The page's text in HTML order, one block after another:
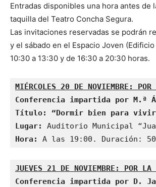
Entradas disponibles una hora antes de
taquilla del Teatro Concha Segura.
Las invitaciones reservadas se podrán
y el sábado en el Espacio Joven
10:30 a 13:30 y de 16:30 a 20:30 horas.
MIÉRCOLES 20 DE NOVIEMBRE: POR
Conferencia impartida por M.ª
Lugar:
Hora:
A las 19:00. Duración:
JUEVES 21 DE NOVIEMBRE: POR LA
Conferencia impartida por D.